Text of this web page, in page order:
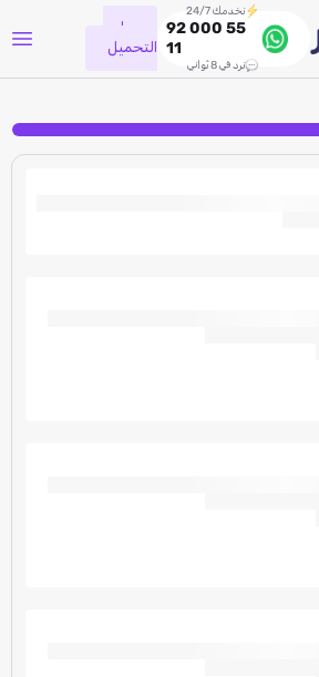
نخدمك 24/7
92 000 55
11
نرد في 8 ثواني
جاري
التحميل